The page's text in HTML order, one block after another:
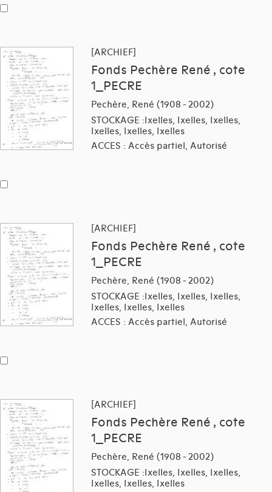
[ARCHIEF]
Fonds Pechère René , cote
1_PECRE
Pechère, René (1908 - 2002)
STOCKAGE :Ixelles, Ixelles, Ixelles,
Ixelles, Ixelles, Ixelles
ACCES : Accès partiel, Autorisé
[ARCHIEF]
Fonds Pechère René , cote
1_PECRE
Pechère, René (1908 - 2002)
STOCKAGE :Ixelles, Ixelles, Ixelles,
Ixelles, Ixelles, Ixelles
ACCES : Accès partiel, Autorisé
[ARCHIEF]
Fonds Pechère René , cote
1_PECRE
Pechère, René (1908 - 2002)
STOCKAGE :Ixelles, Ixelles, Ixelles,
Ixelles, Ixelles, Ixelles